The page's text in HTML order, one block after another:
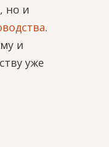
но и
.
и
уже